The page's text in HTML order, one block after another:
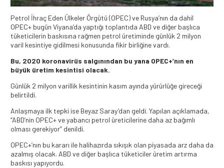
Petrol İhraç Eden Ülkeler Örgütü (OPEC) ve Rusya’nın da dahil
OPEC+ bugün Viyana’da yaptığı toplantıda ABD ve diğer başlıca
tüketicilerin baskısına rağmen petrol üretiminde günlük 2 milyon
varil kesintiye gidilmesi konusunda fikir birliğine vardı.
Bu, 2020 koronavirüs salgınından bu yana OPEC+’nın en
büyük üretim kesintisi olacak.
Günlük 2 milyon varillik kesintinin kasım ayında yürürlüğe gireceği
belirtildi.
Anlaşmaya ilk tepki ise Beyaz Saray’dan geldi. Yapılan açıklamada,
“ABD’nin OPEC+ ve yabancı petrol üreticilerine daha az bağımlı
olması gerekiyor” denildi.
OPEC+’nın bu kararı ile halihazırda sıkışık olan piyasada arz daha da
azalmış olacak. ABD ve diğer başlıca tüketiciler üretim artırma
baskısı yapıyordu.